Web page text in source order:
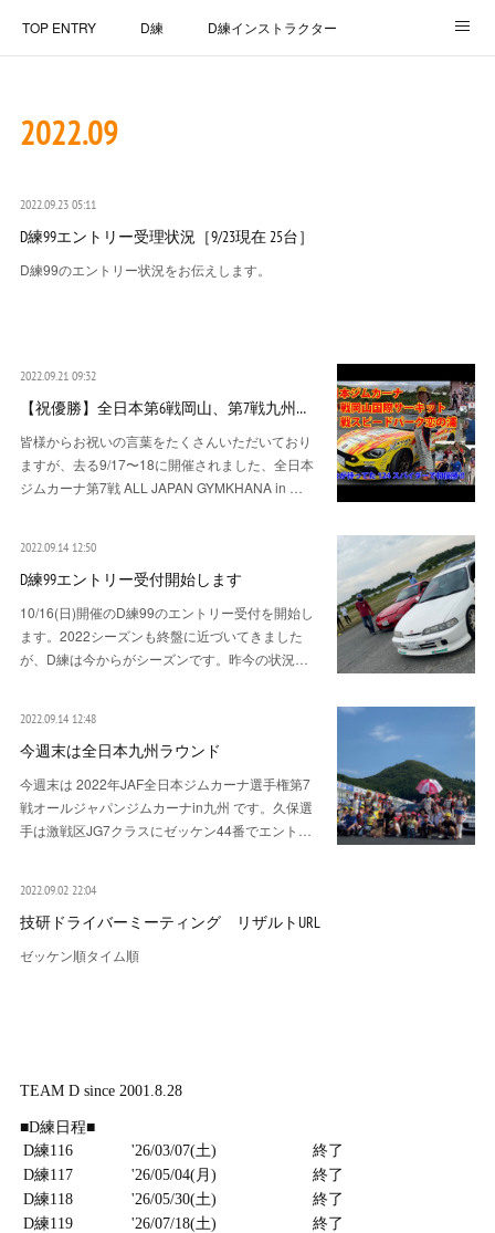
TOP ENTRY D練 D練インストラクター
CONTACT
2022.09
2022.09.23 05:11
D練99エントリー受理状況［9/23現在 25台］
D練99のエントリー状況をお伝えします。
2022.09.21 09:32
【祝優勝】全日本第6戦岡山、第7戦九州…
皆様からお祝いの言葉をたくさんいただいており
ますが、去る9/17〜18に開催されました、全日本
ジムカーナ第7戦 ALL JAPAN GYMKHANA in …
2022.09.14 12:50
D練99エントリー受付開始します
10/16(日)開催のD練99のエントリー受付を開始し
ます。2022シーズンも終盤に近づいてきました
が、D練は今からがシーズンです。昨今の状況…
2022.09.14 12:48
今週末は全日本九州ラウンド
今週末は 2022年JAF全日本ジムカーナ選手権第7
戦オールジャパンジムカーナin九州 です。久保選
手は激戦区JG7クラスにゼッケン44番でエント…
2022.09.02 22:04
技研ドライバーミーティング リザルトURL
ゼッケン順タイム順